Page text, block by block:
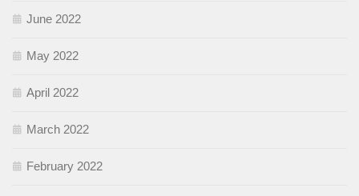
June 2022
May 2022
April 2022
March 2022
February 2022